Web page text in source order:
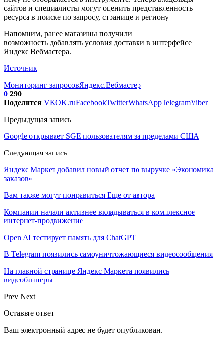
сайтов и специалисты могут оценить представленность
ресурса в поиске по запросу, странице и региону
Напомним, ранее магазины получили
возможность добавлять условия доставки в интерфейсе
Яндекс Вебмастера.
Источник
Мониторинг запросовЯндекс.Вебмастер
0 290
Поделится VKOK.ruFacebookTwitterWhatsAppTelegramViber
Предыдущая запись
Google открывает SGE пользователям за пределами США
Следующая запись
Яндекс Маркет добавил новый отчет по выручке «Экономика
заказов»
Вам также могут понравиться Еще от автора
Компании начали активнее вкладываться в комплексное
интернет-продвижение
Open AI тестирует память для ChatGPT
В Telegram появились самоуничтожающиеся видеосообщения
На главной странице Яндекс Маркета появились
видеобаннеры
Prev Next
Оставьте ответ
Ваш электронный адрес не будет опубликован.